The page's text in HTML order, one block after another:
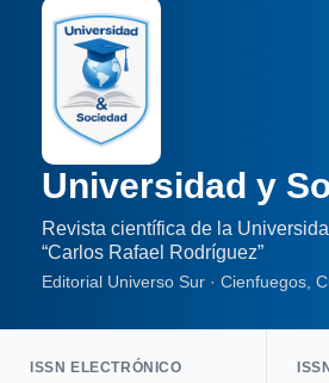
Universidad y
Revista científica de la
“Carlos Rafael Rodríguez”
Editorial Universo Sur · Cienfuegos,
ISSN ELECTRÓNICO